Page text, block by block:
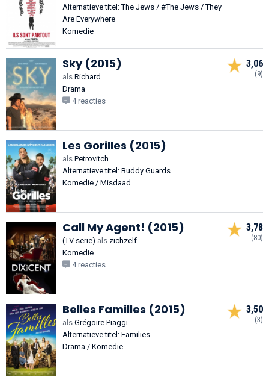
Alternatieve titel: The Jews / #The Jews / They
Are Everywhere
Komedie
Sky (2015)
als Richard
Drama
4 reacties
3,06
(9)
Les Gorilles (2015)
als Petrovitch
Alternatieve titel: Buddy Guards
Komedie / Misdaad
Call My Agent! (2015)
(TV serie) als zichzelf
Komedie
4 reacties
3,78
(80)
Belles Familles (2015)
als Grégoire Piaggi
Alternatieve titel: Families
Drama / Komedie
3,50
(3)